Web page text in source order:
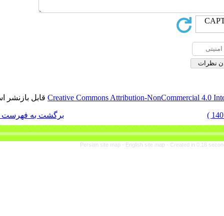
Creative Commonsقابل بازنشر است.
Persian site map -